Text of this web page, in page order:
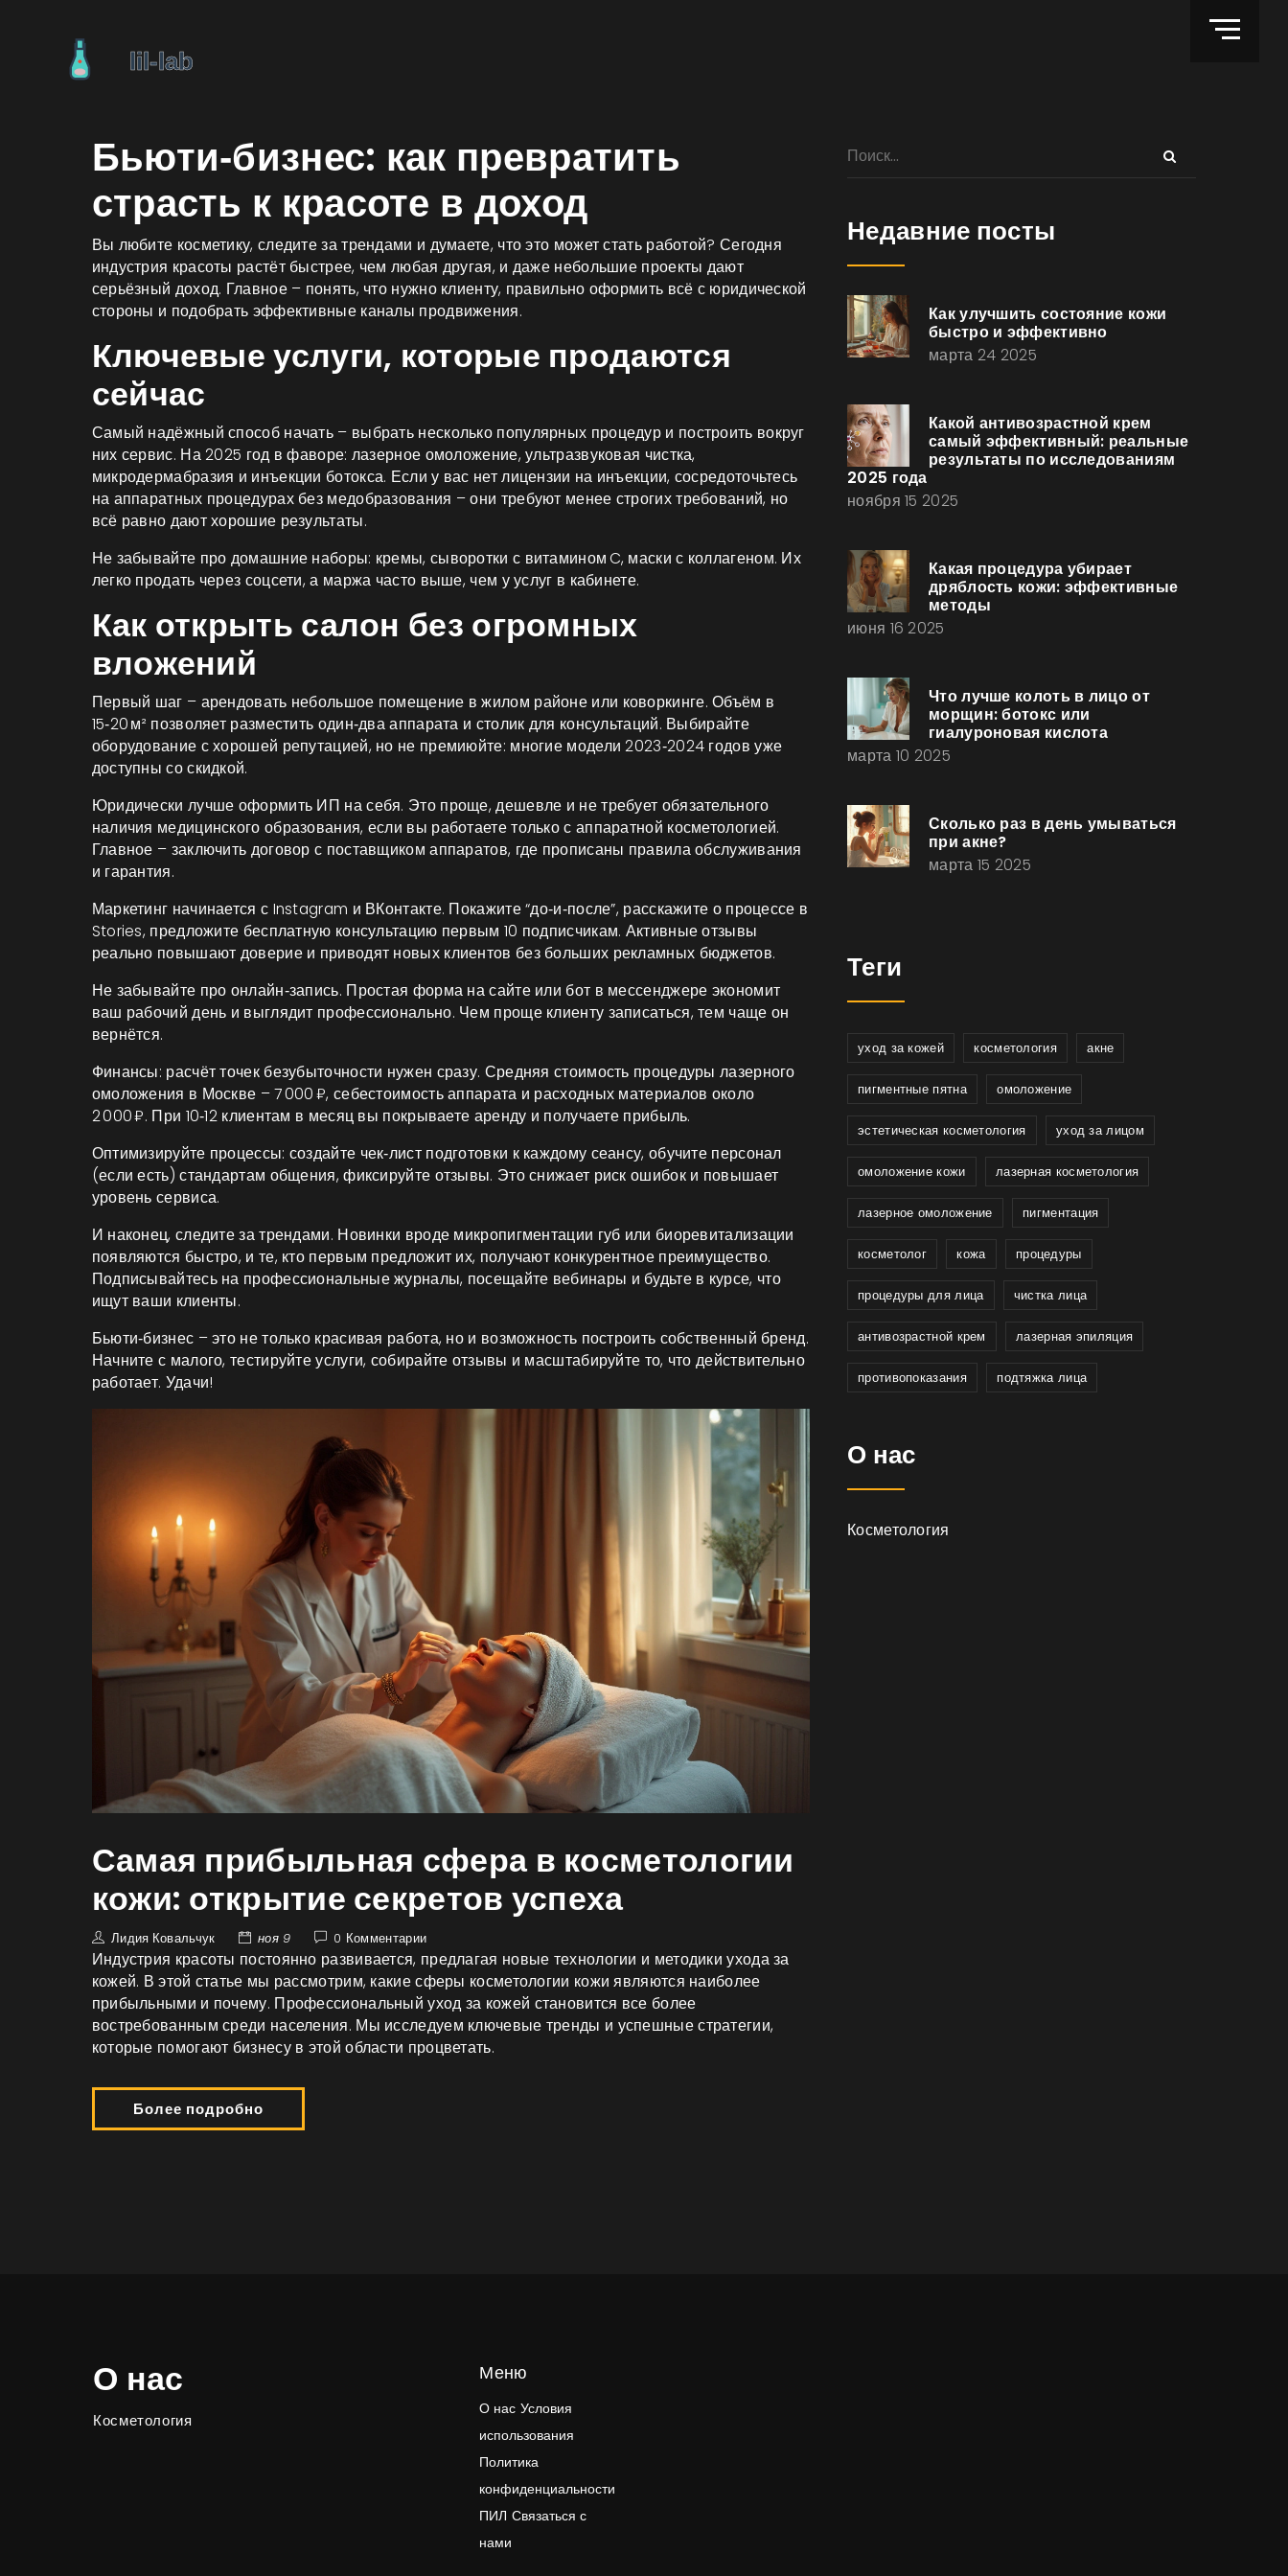
Бьюти‑бизнес: как превратить
страсть к красоте в доход
Вы любите косметику, следите за трендами и думаете, что это может стать работой? Сегодня
индустрия красоты растёт быстрее, чем любая другая, и даже небольшие проекты дают
серьёзный доход. Главное – понять, что нужно клиенту, правильно оформить всё с юридической
стороны и подобрать эффективные каналы продвижения.
Ключевые услуги, которые продаются
сейчас
Самый надёжный способ начать – выбрать несколько популярных процедур и построить вокруг
них сервис. На 2025 год в фаворе: лазерное омоложение, ультразвуковая чистка,
микродермабразия и инъекции ботокса. Если у вас нет лицензии на инъекции, сосредоточьтесь
на аппаратных процедурах без медобразования – они требуют менее строгих требований, но
всё равно дают хорошие результаты.
Не забывайте про домашние наборы: кремы, сыворотки с витамином C, маски с коллагеном. Их
легко продать через соцсети, а маржа часто выше, чем у услуг в кабинете.
Как открыть салон без огромных
вложений
Первый шаг – арендовать небольшое помещение в жилом районе или коворкинге. Объём в
15‑20 м² позволяет разместить один‑два аппарата и столик для консультаций. Выбирайте
оборудование с хорошей репутацией, но не премиюйте: многие модели 2023‑2024 годов уже
доступны со скидкой.
Юридически лучше оформить ИП на себя. Это проще, дешевле и не требует обязательного
наличия медицинского образования, если вы работаете только с аппаратной косметологией.
Главное – заключить договор с поставщиком аппаратов, где прописаны правила обслуживания
и гарантия.
Маркетинг начинается с Instagram и ВКонтакте. Покажите “до‑и‑после”, расскажите о процессе в
Stories, предложите бесплатную консультацию первым 10 подписчикам. Активные отзывы
реально повышают доверие и приводят новых клиентов без больших рекламных бюджетов.
Не забывайте про онлайн‑запись. Простая форма на сайте или бот в мессенджере экономит
ваш рабочий день и выглядит профессионально. Чем проще клиенту записаться, тем чаще он
вернётся.
Финансы: расчёт точек безубыточности нужен сразу. Средняя стоимость процедуры лазерного
омоложения в Москве – 7 000 ₽, себестоимость аппарата и расходных материалов около
2 000 ₽. При 10‑12 клиентам в месяц вы покрываете аренду и получаете прибыль.
Оптимизируйте процессы: создайте чек‑лист подготовки к каждому сеансу, обучите персонал
(если есть) стандартам общения, фиксируйте отзывы. Это снижает риск ошибок и повышает
уровень сервиса.
И наконец, следите за трендами. Новинки вроде микропигментации губ или биоревитализации
появляются быстро, и те, кто первым предложит их, получают конкурентное преимущество.
Подписывайтесь на профессиональные журналы, посещайте вебинары и будьте в курсе, что
ищут ваши клиенты.
Бьюти‑бизнес – это не только красивая работа, но и возможность построить собственный бренд.
Начните с малого, тестируйте услуги, собирайте отзывы и масштабируйте то, что действительно
работает. Удачи!
Самая прибыльная сфера в косметологии
кожи: открытие секретов успеха
Лидия Ковальчук ноя 9 0 Комментарии
Индустрия красоты постоянно развивается, предлагая новые технологии и методики ухода за
кожей. В этой статье мы рассмотрим, какие сферы косметологии кожи являются наиболее
прибыльными и почему. Профессиональный уход за кожей становится все более
востребованным среди населения. Мы исследуем ключевые тренды и успешные стратегии,
которые помогают бизнесу в этой области процветать.
Более подробно
Недавние посты
Как улучшить состояние кожи
быстро и эффективно
марта 24 2025
Какой антивозрастной крем
самый эффективный: реальные
результаты по исследованиям
2025 года
ноября 15 2025
Какая процедура убирает
дряблость кожи: эффективные
методы
июня 16 2025
Что лучше колоть в лицо от
морщин: ботокс или
гиалуроновая кислота
марта 10 2025
Сколько раз в день умываться
при акне?
марта 15 2025
Теги
уход за кожей косметология акне
пигментные пятна омоложение
эстетическая косметология уход за лицом
омоложение кожи лазерная косметология
лазерное омоложение пигментация
косметолог кожа процедуры
процедуры для лица чистка лица
антивозрастной крем лазерная эпиляция
противопоказания подтяжка лица
О нас
Косметология
О нас
Косметология
Меню
О нас Условия
использования
Политика
конфиденциальности
ПИЛ Связаться с
нами